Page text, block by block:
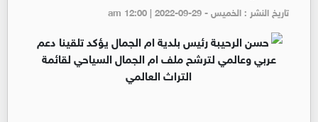
تاريخ النشر : الخميس - am 12:00 | 2022-09-29